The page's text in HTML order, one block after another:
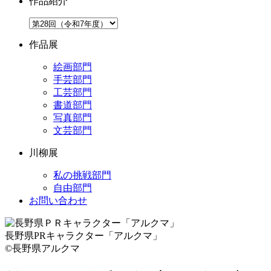
作品展
絵画部門
手芸部門
工芸部門
書道部門
写真部門
文芸部門
川柳展
私の挑戦部門
自由部門
お問い合わせ
長野県PRキャラクター「アルクマ」
©長野県アルクマ